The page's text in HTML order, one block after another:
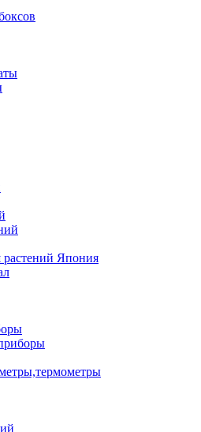
растений Япония